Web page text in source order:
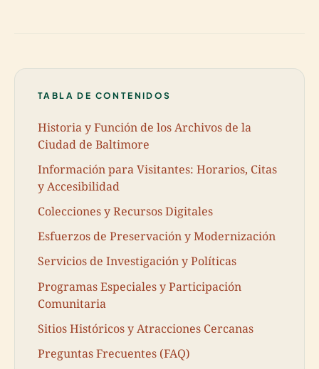
TABLA DE CONTENIDOS
Historia y Función de los Archivos de la
Ciudad de Baltimore
Información para Visitantes: Horarios, Citas
y Accesibilidad
Colecciones y Recursos Digitales
Esfuerzos de Preservación y Modernización
Servicios de Investigación y Políticas
Programas Especiales y Participación
Comunitaria
Sitios Históricos y Atracciones Cercanas
Preguntas Frecuentes (FAQ)